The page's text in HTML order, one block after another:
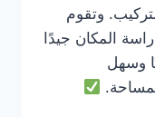
وتقوم
المكان جيدًا
وسهل